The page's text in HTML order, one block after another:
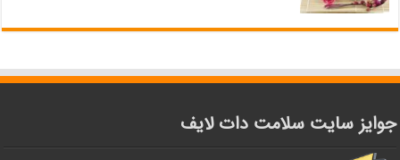
جوایز سایت سلامت دات لایف